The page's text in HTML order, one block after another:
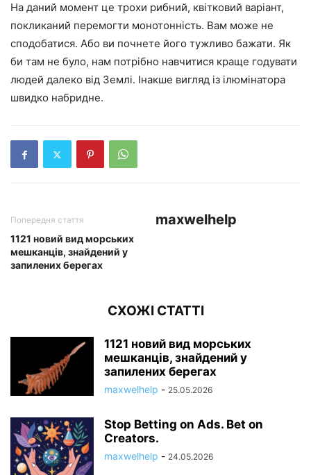
На даний момент це трохи рибний, квітковий варіант,
покликаний перемогти монотонність. Вам може не
сподобатися. Або ви почнете його тужливо бажати. Як
би там не було, нам потрібно навчитися краще годувати
людей далеко від Землі. Інакше вигляд із ілюмінатора
швидко набридне.
Попередня стаття
1121 новий вид морських
мешканців, знайдений у
запилених берегах
maxwelhelp
СХОЖІ СТАТТІ
1121 новий вид морських
мешканців, знайдений у
запилених берегах
maxwelhelp - 25.05.2026
Stop Betting on Ads. Bet on
Creators.
maxwelhelp - 24.05.2026